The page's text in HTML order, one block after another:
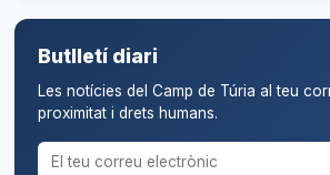
Butlletí diari
Les notícies del Camp de Túria al teu
proximitat i drets humans.
Correu electrònic per al butlletí